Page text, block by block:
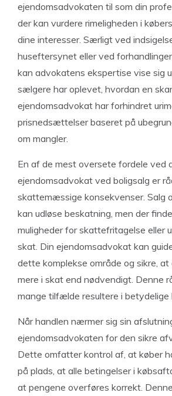
ejendomsadvokaten til som din
der kan vurdere rimeligheden i
dine interesser. Særligt ved
huseftersynet eller ved
kan advokatens ekspertise vise sig
sælgere har oplevet, hvordan en
ejendomsadvokat har forhindret
prisnedsættelser baseret på
om mangler.
En af de mest oversete fordele ved
ejendomsadvokat ved boligsalg er
skattemæssige konsekvenser. Salg
kan udløse beskatning, men der
muligheder for skattefritagelse eller
skat. Din ejendomsadvokat kan
dette komplekse område og sikre, at
mere i skat end nødvendigt. Denne
mange tilfælde resultere i betydelige
Når handlen nærmer sig sin
ejendomsadvokaten for den sikre
Dette omfatter kontrol af, at køber
på plads, at alle betingelser i
at pengene overføres korrekt.